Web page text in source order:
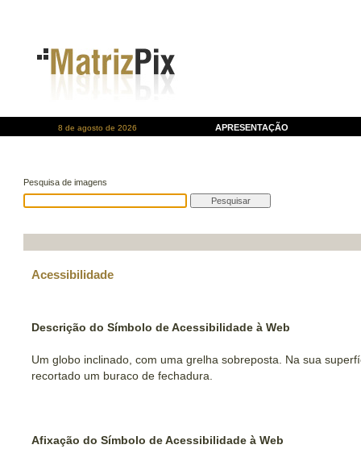
8 de agosto de 2026 APRESENTAÇÃO
Pesquisa de imagens
Acessibilidade
Descrição do Símbolo de Acessibilidade à Web
Um globo inclinado, com uma grelha sobreposta. Na sua
recortado um buraco de fechadura.
Afixação do Símbolo de Acessibilidade à Web